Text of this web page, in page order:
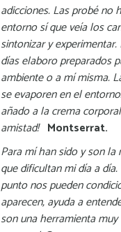
adicciones. Las probé no
entorno sí que veía los
sintonizar y
días elaboro preparados
ambiente o a mí misma.
se evaporen en el
añado a la crema
amistad! Montserrat.
Para mí han sido y son
que dificultan mi día a
punto nos pueden
aparecen, ayuda a
son una herramienta